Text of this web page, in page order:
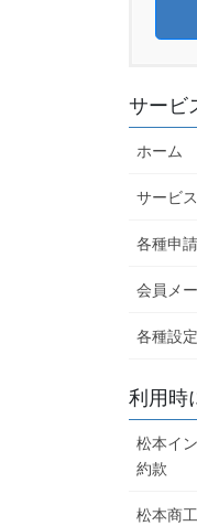
サービ
ホーム
サービ
各種申
会員メ
各種設
利用時
松本イ
約款
松本商